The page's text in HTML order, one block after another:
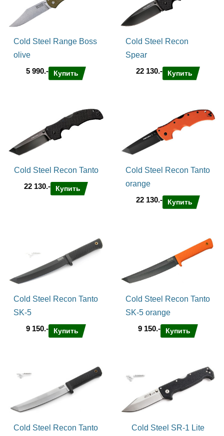
Cold Steel Range Boss
olive
5 990.-
Купить
Cold Steel Recon
Spear
22 130.-
Купить
Cold Steel Recon Tanto
22 130.-
Купить
Cold Steel Recon Tanto
orange
22 130.-
Купить
Cold Steel Recon Tanto
SK-5
9 150.-
Купить
Cold Steel Recon Tanto
SK-5 orange
9 150.-
Купить
Cold Steel Recon Tanto
Cold Steel SR-1 Lite